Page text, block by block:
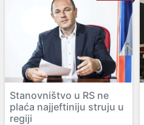
Stanovništvo u RS ne
plaća najjeftiniju struju u
regiji